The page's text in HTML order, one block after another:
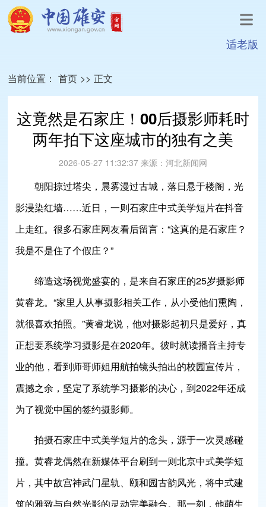
适老版
当前位置： 首页 >> 正文
这竟然是石家庄！00后摄影师耗时
两年拍下这座城市的独有之美
2026-05-27 11:32:37 来源： 河北新闻网
朝阳掠过塔尖，晨雾漫过古城，落日悬于楼阁，光
影浸染红墙……近日，一则石家庄中式美学短片在抖音
上走红。很多石家庄网友看后留言：“这真的是石家庄？
我是不是住了个假庄？”
缔造这场视觉盛宴的，是来自石家庄的25岁摄影师
黄睿龙。“家里人从事摄影相关工作，从小受他们熏陶，
就很喜欢拍照。”黄睿龙说，他对摄影起初只是爱好，真
正想要系统学习摄影是在2020年。彼时就读播音主持专
业的他，看到师哥师姐用航拍镜头拍出的校园宣传片，
震撼之余，坚定了系统学习摄影的决心，到2022年还成
为了视觉中国的签约摄影师。
拍摄石家庄中式美学短片的念头，源于一次灵感碰
撞。黄睿龙偶然在新媒体平台刷到一则北京中式美学短
片，其中故宫神武门星轨、颐和园古韵风光，将中式建
筑的雅致与自然光影的灵动完美融合。那一刻，他萌生